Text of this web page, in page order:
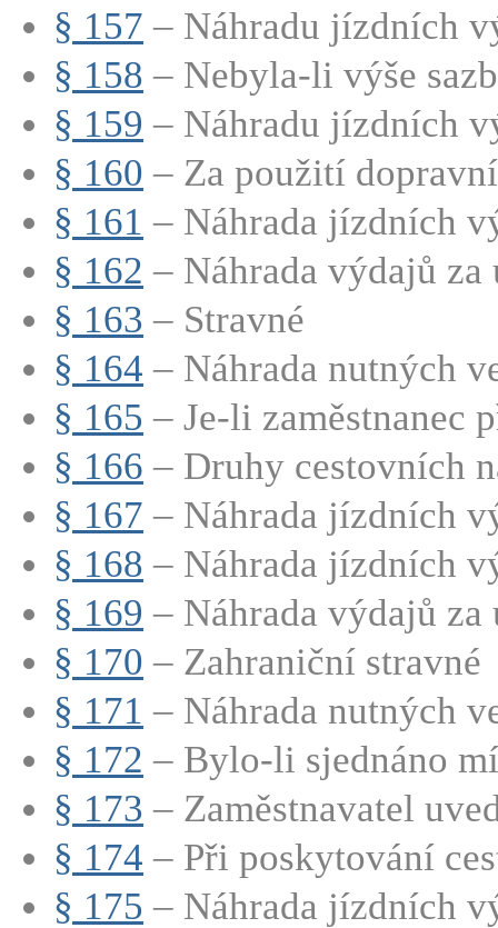
§ 157 – Náhradu jízdních
§ 158 – Nebyla-li výše
§ 159 – Náhradu jízdních
§ 160 – Za použití
§ 161 – Náhrada jízdních
§ 162 – Náhrada výdajů
§ 163 – Stravné
§ 164 – Náhrada nutných
§ 165 – Je-li zaměstnanec
§ 166 – Druhy cestovních
§ 167 – Náhrada jízdních
§ 168 – Náhrada jízdních
§ 169 – Náhrada výdajů
§ 170 – Zahraniční stravné
§ 171 – Náhrada nutných
§ 172 – Bylo-li sjednáno
§ 173 – Zaměstnavatel
§ 174 – Při poskytování
§ 175 – Náhrada jízdních